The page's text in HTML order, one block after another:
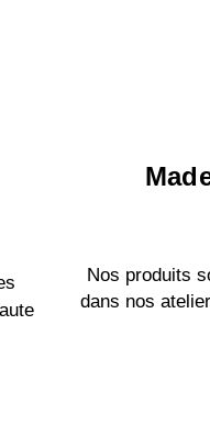
Nos produits
dans nos